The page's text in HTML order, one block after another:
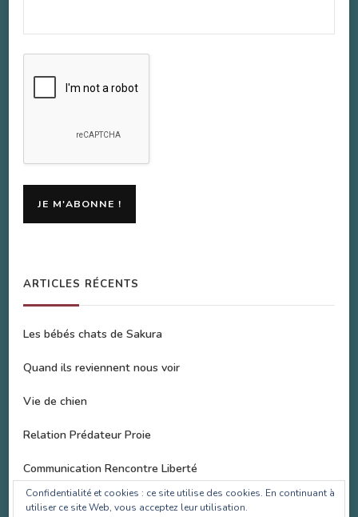
ARTICLES RÉCENTS
Les bébés chats de Sakura
Quand ils reviennent nous voir
Vie de chien
Relation Prédateur Proie
Communication Rencontre Liberté
Confidentialité et cookies : ce site utilise des cookies. En continuant à
utiliser ce site Web, vous acceptez leur utilisation.